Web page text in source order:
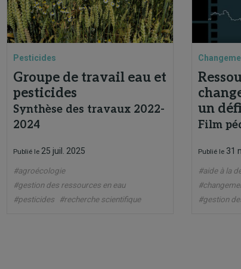
Pesticides
Groupe de travail eau et
pesticides
Synthèse des travaux 2022-
2024
Publié le 25 juil. 2025
#agroécologie
#gestion des ressources en eau
#pesticides
#recherche scientifique
un
Film
Publié le 31
#aide à la
#gestion